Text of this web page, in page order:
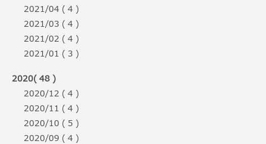
2021/04 ( 4 )
2021/03 ( 4 )
2021/02 ( 4 )
2021/01 ( 3 )
2020( 48 )
2020/12 ( 4 )
2020/11 ( 4 )
2020/10 ( 5 )
2020/09 ( 4 )